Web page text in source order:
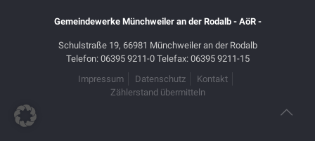
Gemeindewerke Münchweiler an der Rodalb - AöR -
Schulstraße 19, 66981 Münchweiler an der Rodalb
Telefon: 06395 9211-0 Telefax: 06395 9211-15
Impressum
Datenschutz
Kontakt
Zählerstand übermitteln